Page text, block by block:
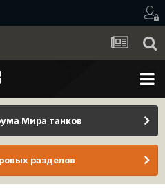
Мира танков
разделов